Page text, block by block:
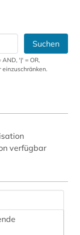
Suchen
AND, '|' = OR,
verfügbar